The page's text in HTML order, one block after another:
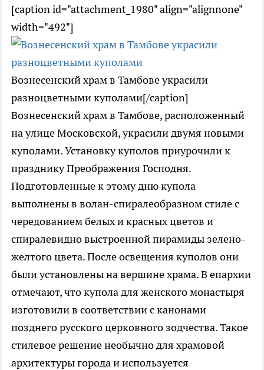
[caption id="attachment_1980" align="alignnone"
width="492"]
Вознесенский храм в Тамбове украсили
разноцветными куполами[/caption]
Вознесенский храм в Тамбове, расположенный
на улице Московской, украсили двумя новыми
куполами. Установку куполов приурочили к
празднику Преображения Господня.
Подготовленные к этому дню купола
выполнены в волан-спиралеобразном стиле с
чередованием белых и красных цветов и
спиралевидно выстроенной пирамиды зелено-
желтого цвета. После освещения куполов они
были установлены на вершине храма. В епархии
отмечают, что купола для женского монастыря
изготовили в соответствии с канонами
позднего русского церковного зодчества. Такое
стилевое решение необычно для храмовой
архитектуры города и используется